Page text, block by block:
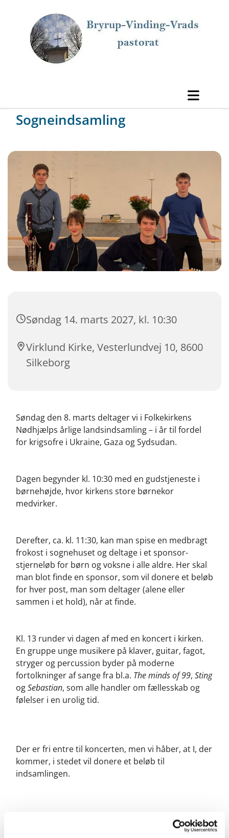
Sogneindsamling
Søndag 14. marts 2027, kl. 10:30
Virklund Kirke, Vesterlundvej 10, 8600
Silkeborg
Søndag den 8. marts deltager vi i Folkekirkens
Nødhjælps årlige landsindsamling – i år til fordel
for krigsofre i Ukraine, Gaza og Sydsudan.
Dagen begynder kl. 10:30 med en gudstjeneste i
børnehøjde, hvor kirkens store børnekor
medvirker.
Derefter, ca. kl. 11:30, kan man spise en medbragt
frokost i sognehuset og deltage i et sponsor-
stjerneløb for børn og voksne i alle aldre. Her skal
man blot finde en sponsor, som vil donere et beløb
for hver post, man som deltager (alene eller
sammen i et hold), når at finde.
Kl. 13 runder vi dagen af med en koncert i kirken.
En gruppe unge musikere på klaver, guitar, fagot,
stryger og percussion byder på moderne
fortolkninger af sange fra bl.a. The minds of 99, Sting
ogSebastian, som alle handler om fællesskab og
følelser i en urolig tid.
Der er fri entre til koncerten, men vi håber, at I, der
kommer, i stedet vil donere et beløb til
indsamlingen.
Men kan være med hele dagen, eller man kan være